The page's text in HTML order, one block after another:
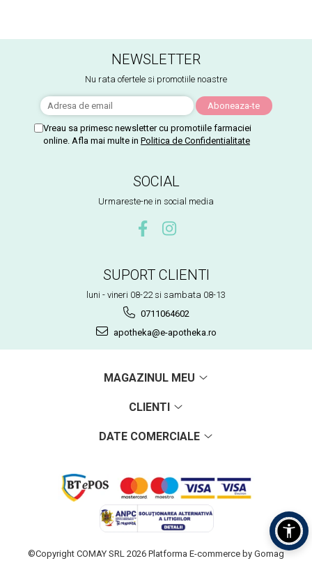
NEWSLETTER
Nu rata ofertele si promotiile noastre
Vreau sa primesc newsletter cu promotiile farmaciei
online. Afla mai multe in Politica de Confidentialitate
SOCIAL
Urmareste-ne in social media
SUPORT CLIENTI
luni - vineri 08-22 si sambata 08-13
0711064602
apotheka@e-apotheka.ro
MAGAZINUL MEU
CLIENTI
DATE COMERCIALE
©Copyright COMAY SRL 2026 Platforma E-commerce by Gomag